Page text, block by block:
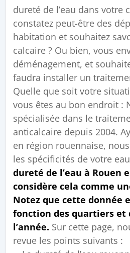
dureté de l’eau dans votre
constatez peut-être des
habitation et souhaitez
calcaire ? Ou bien, vous
déménagement, et
faudra installer un
Quelle que soit votre
vous êtes au bon endroit :
spécialisée dans le
anticalcaire depuis 2004.
en région rouennaise,
les spécificités de votre
dureté de l’eau à Rouen
considère cela comme
Notez que cette donnée
fonction des quartiers et
l’année. Sur cette page,
revue les points suivants :